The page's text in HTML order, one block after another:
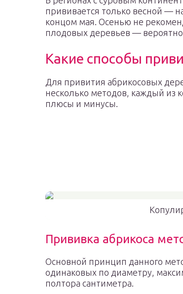
прививается только весной —
концом мая. Осенью не
плодовых деревьев —
Какие способы
Для привития абрикосовых
несколько методов, каждый из
плюсы и минусы.
Прививка абрикоса
Основной принцип данного
одинаковых по диаметру,
полтора сантиметра.